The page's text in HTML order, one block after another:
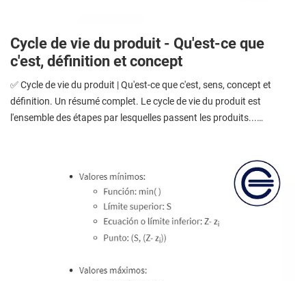
Cycle de vie du produit - Qu'est-ce que
c'est, définition et concept
✅ Cycle de vie du produit | Qu'est-ce que c'est, sens, concept et
définition. Un résumé complet. Le cycle de vie du produit est
l'ensemble des étapes par lesquelles passent les produits...…